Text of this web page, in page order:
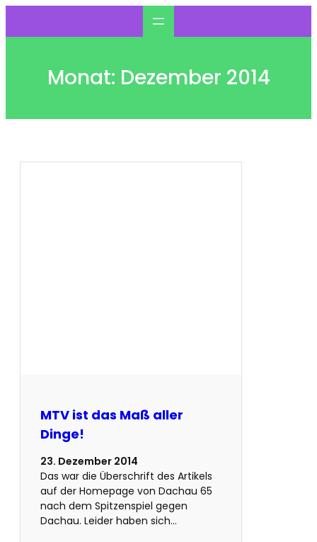
Monat: Dezember 2014
MTV ist das Maß aller
Dinge!
23. Dezember 2014
Das war die Überschrift des Artikels
auf der Homepage von Dachau 65
nach dem Spitzenspiel gegen
Dachau. Leider haben sich…